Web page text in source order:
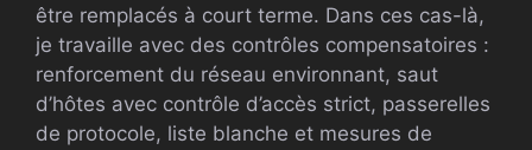
être remplacés à court terme. Dans ces cas-là,
je travaille avec des contrôles compensatoires :
renforcement du réseau environnant, saut
d’hôtes avec contrôle d’accès strict, passerelles
de protocole, liste blanche et mesures de